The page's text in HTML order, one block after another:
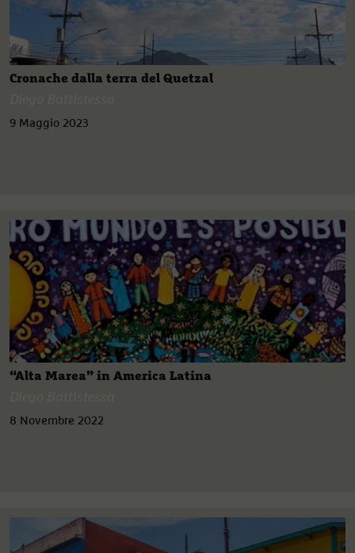
Cronache dalla terra del Quetzal
9 Maggio 2023
“Alta Marea” in America Latina
8 Novembre 2022